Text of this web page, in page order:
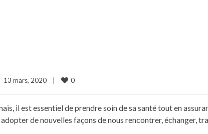
13 mars, 2020 0
il est essentiel de prendre soin de sa santé tout en
de nouvelles façons de nous rencontrer, échanger,